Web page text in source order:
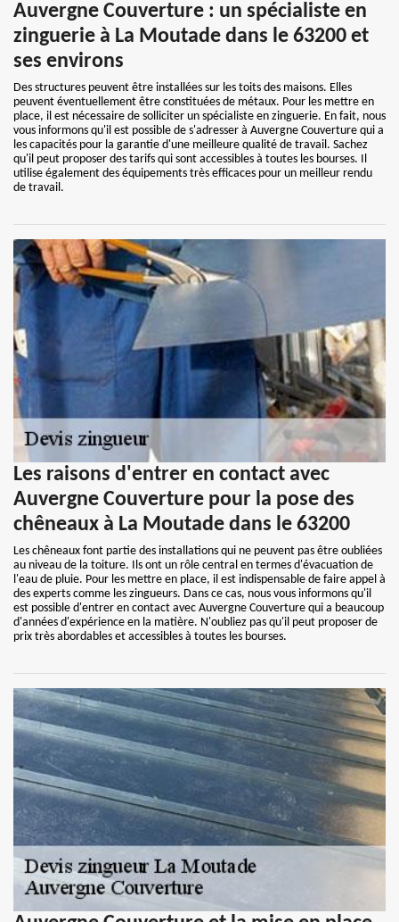
Auvergne Couverture : un spécialiste en
zinguerie à La Moutade dans le 63200 et
ses environs
Des structures peuvent être installées sur les toits des maisons. Elles
peuvent éventuellement être constituées de métaux. Pour les mettre en
place, il est nécessaire de solliciter un spécialiste en zinguerie. En fait, nous
vous informons qu'il est possible de s'adresser à Auvergne Couverture qui a
les capacités pour la garantie d'une meilleure qualité de travail. Sachez
qu'il peut proposer des tarifs qui sont accessibles à toutes les bourses. Il
utilise également des équipements très efficaces pour un meilleur rendu
de travail.
Les raisons d'entrer en contact avec
Auvergne Couverture pour la pose des
chêneaux à La Moutade dans le 63200
Les chêneaux font partie des installations qui ne peuvent pas être oubliées
au niveau de la toiture. Ils ont un rôle central en termes d'évacuation de
l'eau de pluie. Pour les mettre en place, il est indispensable de faire appel à
des experts comme les zingueurs. Dans ce cas, nous vous informons qu'il
est possible d'entrer en contact avec Auvergne Couverture qui a beaucoup
d'années d'expérience en la matière. N'oubliez pas qu'il peut proposer de
prix très abordables et accessibles à toutes les bourses.